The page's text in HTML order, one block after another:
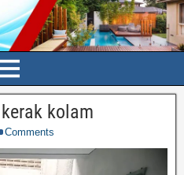
kolam
Comments